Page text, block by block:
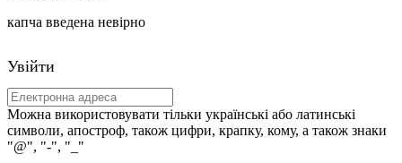
капча введена невірно
Увійти
Можна використовувати тільки українські або латинські
символи, апостроф, також цифри, крапку, кому, а також знаки
"@", "-", "_"